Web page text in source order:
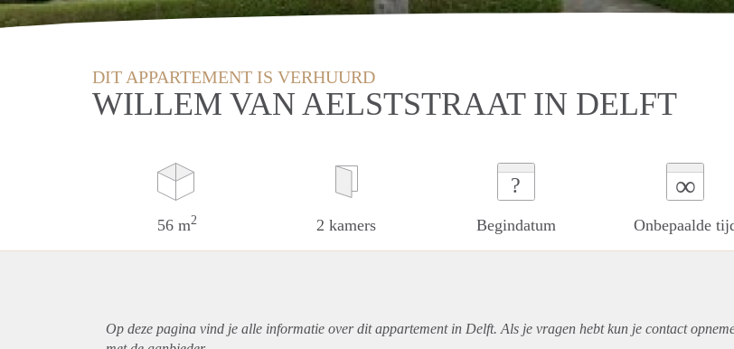
DIT APPARTEMENT IS VERHUURD
WILLEM VAN AELSTSTRAAT IN DELFT
56 m2 2 kamers
?
Begindatum
∞
Onbepaalde
Op deze pagina vind je alle informatie over ditappartementin Delft. Als je vragen hebt kun je contact